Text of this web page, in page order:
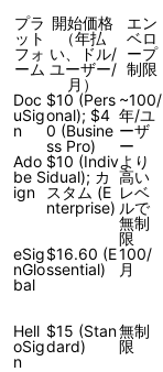
プラ
ット
フォ
ーム
開始価格
（年払
い、ドル/
ユーザー/
月）
エン
ベロ
ープ
制限
Doc
uSig
n
$10 (Pers
onal); $4
0 (Busine
ss Pro)
~100/
年/ユ
ーザ
ー
Ado
be S
ign
$10 (Indiv
idual); カ
スタム (E
nterprise)
より
高い
レベ
ルで
無制
限
eSig
nGlo
bal
$16.60 (E
ssential)
100/
月
Hell
oSig
n
$15 (Stan
dard)
無制
限